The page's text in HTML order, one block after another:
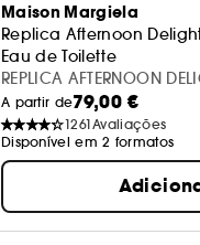
Maison Margiela
Replica Afternoon
Eau de Toilette
REPLICA AFTERNOON
A partir de79,00 €
1261Avaliações
Disponível em 2 formatos